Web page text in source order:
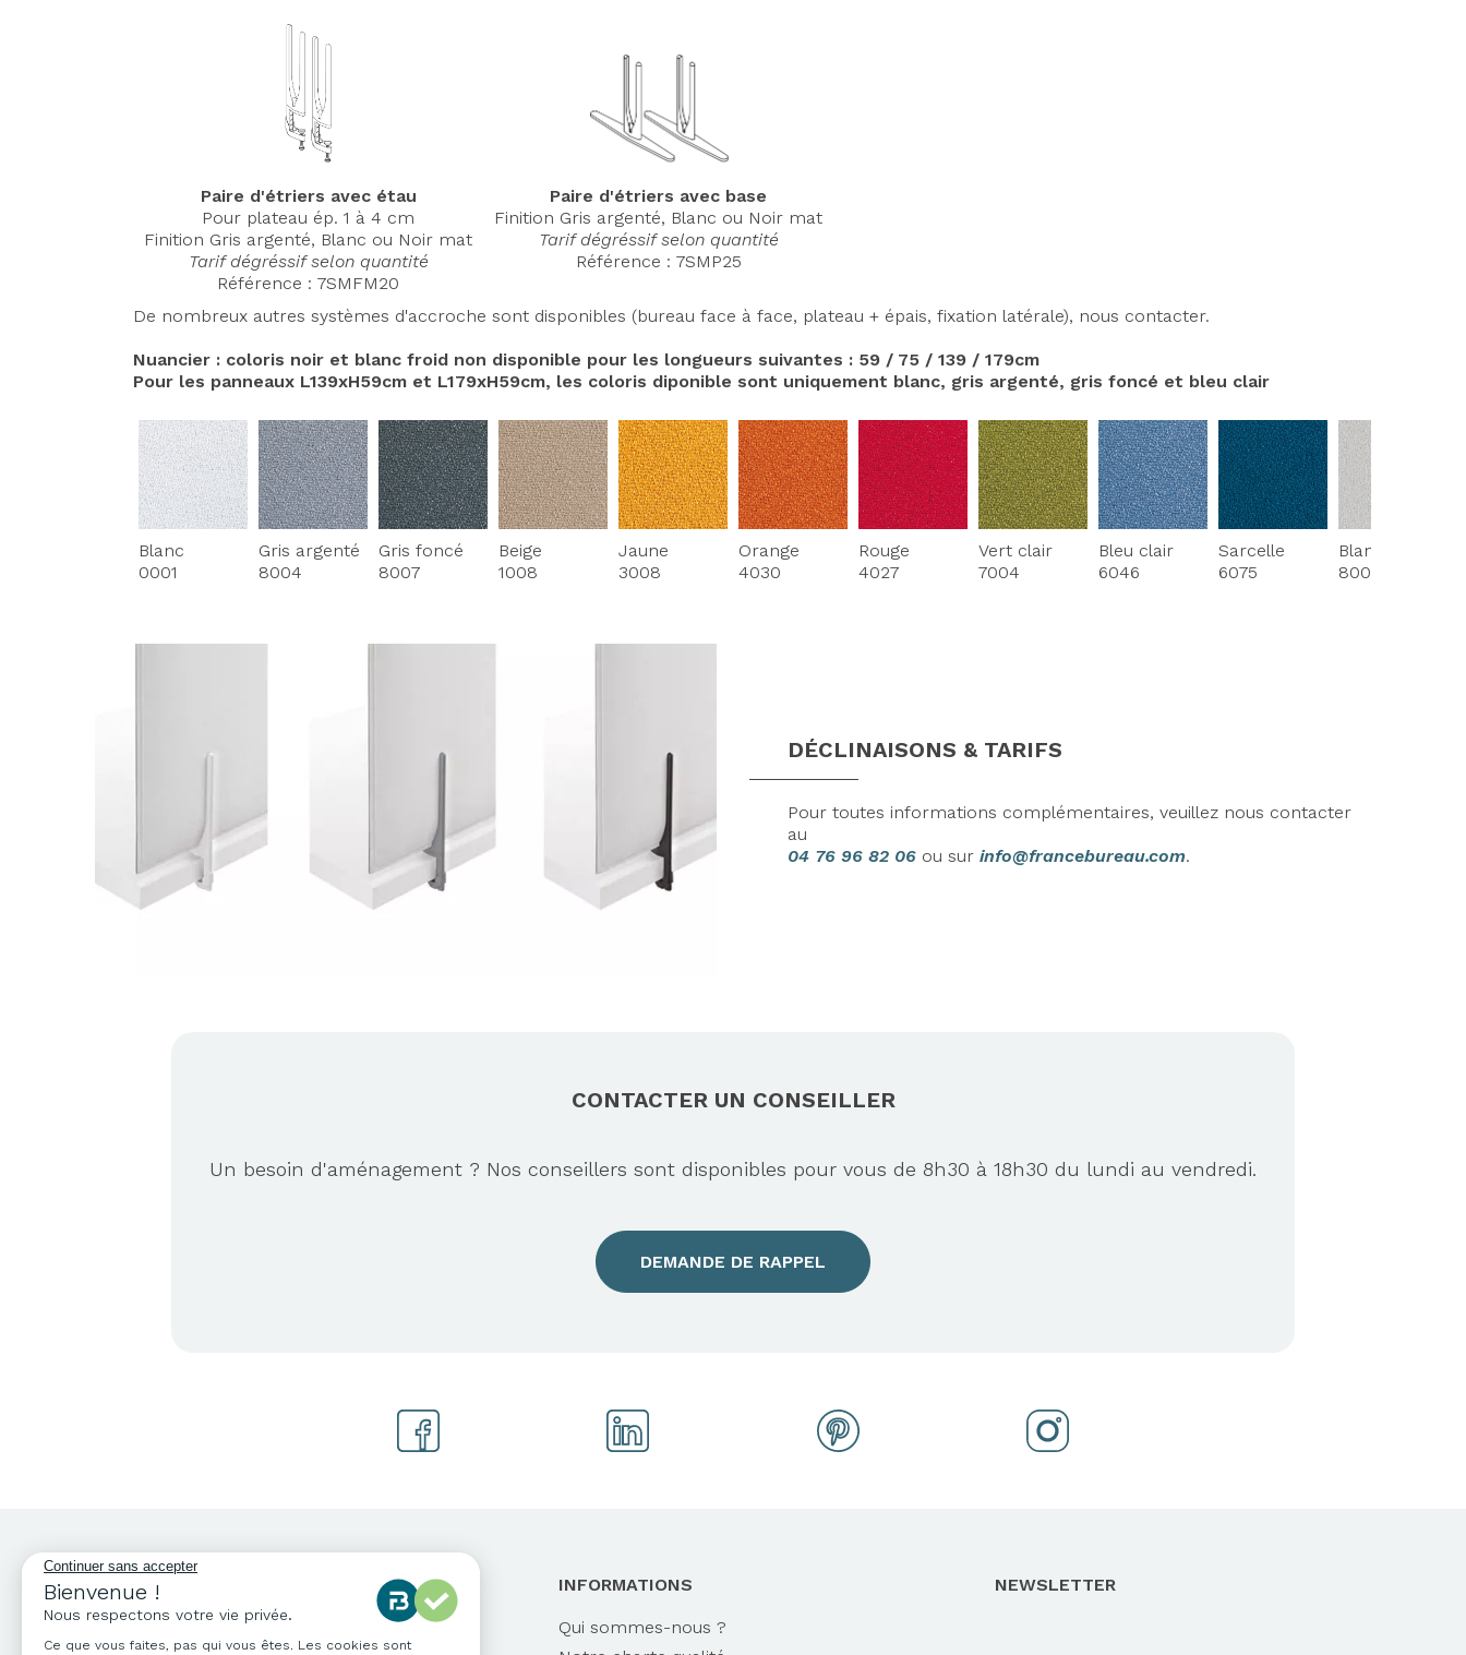
Paire d'étriers avec étau
Pour plateau ép. 1 à 4 cm
Finition Gris argenté, Blanc ou Noir mat
Tarif dégréssif selon quantité
Référence : 7SMFM20
Paire d'étriers avec base
Finition Gris argenté, Blanc ou Noir mat
Tarif dégréssif selon quantité
Référence : 7SMP25
De nombreux autres systèmes d'accroche sont disponibles (bureau face à face, plateau + épais, fixation latérale), nous contacter.
Nuancier : coloris noir et blanc froid non disponible pour les longueurs suivantes : 59 / 75 / 139 / 179cm
Pour les panneaux L139xH59cm et L179xH59cm, les coloris diponible sont uniquement blanc, gris argenté, gris foncé et bleu clair
Blanc
0001
Gris argenté
8004
Gris foncé
8007
Beige
1008
Jaune
3008
Orange
4030
Rouge
4027
Vert clair
7004
Bleu clair
6046
Sarcelle
6075
Blanc froid
8002
DÉCLINAISONS & TARIFS
Pour toutes informations complémentaires, veuillez nous contacter
au
04 76 96 82 06 ou sur info@francebureau.com.
CONTACTER UN CONSEILLER
Un besoin d'aménagement ? Nos conseillers sont disponibles pour vous de 8h30 à 18h30 du lundi au vendredi.
DEMANDE DE RAPPEL
NEWSLETTER
NOS COORDONNÉES
04 76 96 82 06
info@francebureau.com
INFORMATIONS
Qui sommes-nous ?